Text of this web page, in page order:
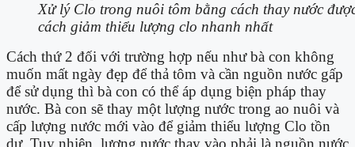
Xử lý Clo trong nuôi tôm bằng cách thay nước
cách giảm thiểu lượng clo nhanh nhất
Cách thứ 2 đối với trường hợp nếu như bà con không
muốn mất ngày đẹp để thả tôm và cần nguồn nước gấp
để sử dụng thì bà con có thể áp dụng biện pháp thay
nước. Bà con sẽ thay một lượng nước trong ao nuôi và
cấp lượng nước mới vào để giảm thiểu lượng Clo tồn
dư. Tuy nhiên, lượng nước thay vào phải là nguồn nước